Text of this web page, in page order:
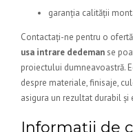
garanția calității
Contactați-ne pentru o
usa intrare dedemanse
proiectului dumneavoastră.
despre materiale, finisaje,
asigura un rezultat durabil și
Informații de